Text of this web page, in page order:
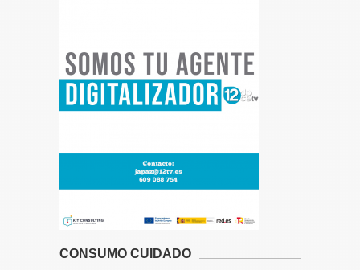
CONSUMO CUIDADO